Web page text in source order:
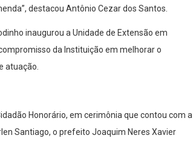
destacou Antônio Cezar dos Santos.
inaugurou a Unidade de Extensão em
da Instituição em melhorar o
atuação.
Honorário, em cerimônia que contou com a
Santiago, o prefeito Joaquim Neres Xavier